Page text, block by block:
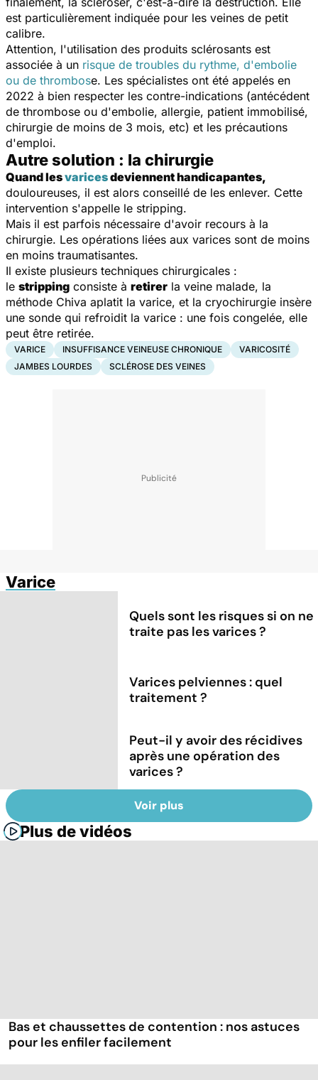
est particulièrement indiquée pour les veines de petit
calibre.
Attention, l'utilisation des produits sclérosants est
associée à un risque de troubles du rythme, d'embolie
ou de thrombose. Les spécialistes ont été appelés en
2022 à bien respecter les contre-indications (antécédent
de thrombose ou d'embolie, allergie, patient immobilisé,
chirurgie de moins de 3 mois, etc) et les précautions
d'emploi.
Autre solution : la chirurgie
Quand lesvaricesdeviennent handicapantes,
douloureuses, il est alors conseillé de les enlever. Cette
intervention s'appelle le stripping.
Mais il est parfois nécessaire d'avoir recours à la
chirurgie. Les opérations liées aux varices sont de moins
en moins traumatisantes.
Il existe plusieurs techniques chirurgicales :
le stripping consiste à retirer la veine malade, la
méthode Chiva aplatit la varice, et la cryochirurgie insère
une sonde qui refroidit la varice : une fois congelée, elle
peut être retirée.
VARICE INSUFFISANCE VEINEUSE CHRONIQUE
VARICOSITÉ
JAMBES LOURDES
SCLÉROSE DES VEINES
Varice
Quels sont les risques si on ne
traite pas les varices ?
Varices pelviennes : quel
traitement ?
Peut-il y avoir des récidives
après une opération des
varices ?
Voir plus
Plus de vidéos
Bas et chaussettes de contention : nos astuces
pour les enfiler facilement